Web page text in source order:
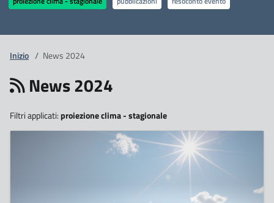
Inizio / News 2024
News 2024
Filtri applicati:proiezione clima - stagionale